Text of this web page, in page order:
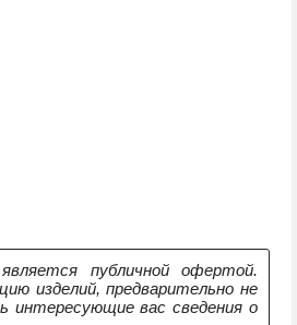
публичной офертой.
изделий, предварительно не
интересующие вас сведения о